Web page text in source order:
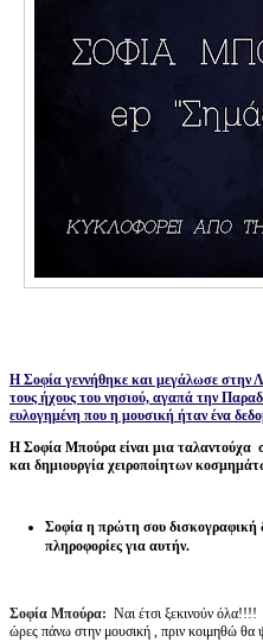
Η Σοφία γεννήθηκε και μεγάλωσε στην
τους ήχους του νησιού, αγαπά την
ευλογημένη που η μουσική ήταν ένα
Η Σοφία Μπούρα είναι μια ταλαντούχα
και δημιουργία χειροποίητων
Σοφία η πρώτη σου δισκογραφική
πληροφορίες για αυτήν.
Σοφία Μπούρα: Ναι έτσι ξεκινούν
ώρες πάνω στην μουσική , πριν